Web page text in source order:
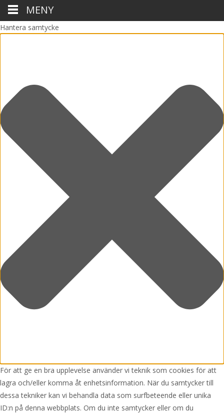
Hantera samtycke
För att ge en bra upplevelse använder vi teknik som cookies för att
lagra och/eller komma åt enhetsinformation. När du samtycker till
dessa tekniker kan vi behandla data som surfbeteende eller unika
ID:n på denna webbplats. Om du inte samtycker eller om du
MENY